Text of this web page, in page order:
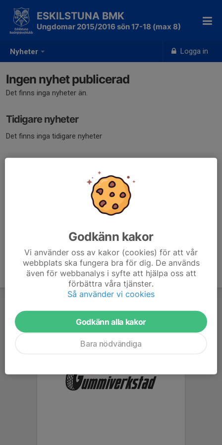
Nyheter Logga in
ESKILSTUNA BMK
Ungdomar 2015/2016 sön 17-18 (max 8)
Ingen nyhet publicerad
Det finns inga nyheter än.
Tidigare nyheter
Det finns inga tidigare nyheter
Godkänn kakor
Vi använder oss av kakor (cookies) för att vår
webbplats ska fungera bra för dig. De används
även för webbanalys i syfte att hjälpa oss att
förbättra våra tjänster.
Så använder vi cookies
Godkänn alla kakor
Bara nödvändiga